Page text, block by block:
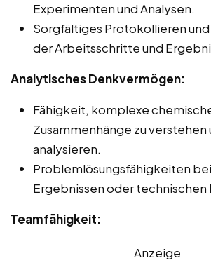
Experimenten und Analysen.
Sorgfältiges Protokollieren
der Arbeitsschritte und
Analytisches Denkvermögen:
Fähigkeit, komplexe
Zusammenhänge zu verstehen
analysieren.
Problemlösungsfähigkeiten
Ergebnissen oder technischen
Teamfähigkeit:
Anzeige